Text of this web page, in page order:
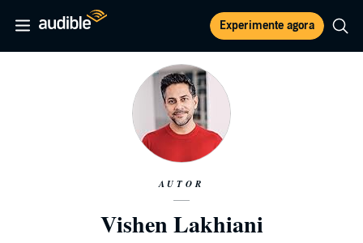
Experimente agora
AUTOR
Vishen Lakhiani